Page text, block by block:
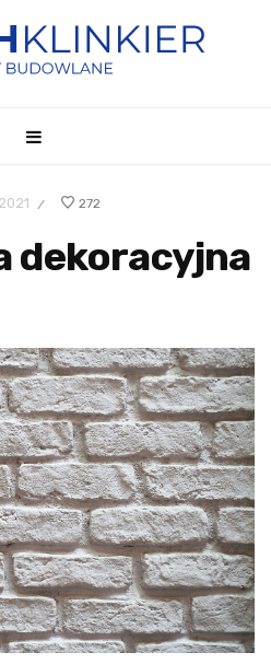
/ 272
dekoracyjna